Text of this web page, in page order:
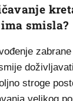
smisla?
stroge